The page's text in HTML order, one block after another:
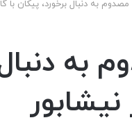
به
نیشابور